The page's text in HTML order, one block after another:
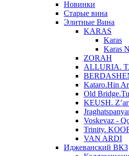
Новинки
Старые вина
Элитные Вина
KARAS
Karas
Karas
ZORAH
ALLURIA.
Kataro.Hin
Old
KEUSH.
Voskevaz -
Trinity.
VAN ARDI
Иджеванский ВКЗ